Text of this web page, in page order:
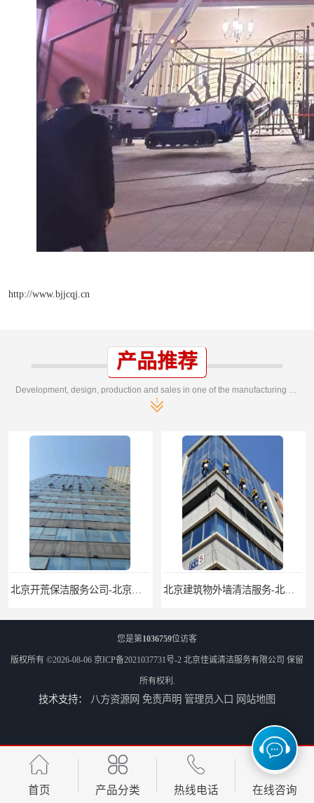
http://www.bjjcqj.cn
产品推荐
北京高空作业保洁服务-北京物业管理公司-北京家政服务公司
您是第1036759位访客
版权所有 ©2026-08-06 京ICP备2021037731号-2 北京佳诚清洁服务有限公司 保留
所有权利.
技术支持： 八方资源网 免责声明 管理员入口 网站地图
首页 产品分类 热线电话 在线咨询